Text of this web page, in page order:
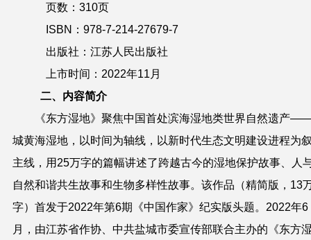
页数： 310页
ISBN：978-7-214-27679-7
出版社：江苏人民出版社
上市时间：2022年11 月
二、内容简介
《东方湿地》聚焦中国首处滨海湿地类世界自然遗产
城黄海湿地，以时间为轴线，以新时代生态文明建设进程为
主线，用25万字的篇幅讲述了跨越古今的湿地保护故事、人
自然和谐共生故事和生物多样性故事。该作品（精简版，13
字）首发于2022年第6期《中国作家》纪实版头题。2022年6
月，由江苏省作协、中共盐城市委宣传部联合主办的《东方